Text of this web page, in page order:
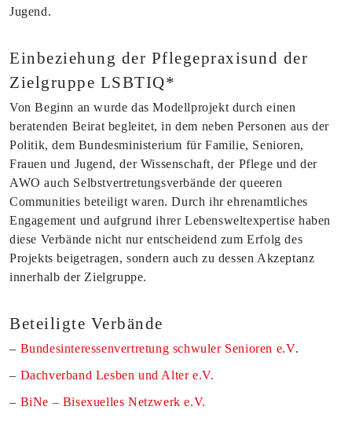
Jugend.
Einbeziehung der Pflegepraxisund der
Zielgruppe LSBTIQ*
Von Beginn an wurde das Modellprojekt durch einen
beratenden Beirat begleitet, in dem neben Personen aus der
Politik, dem Bundesministerium für Familie, Senioren,
Frauen und Jugend, der Wissenschaft, der Pflege und der
AWO auch Selbstvertretungsverbände der queeren
Communities beteiligt waren. Durch ihr ehrenamtliches
Engagement und aufgrund ihrer Lebensweltexpertise haben
diese Verbände nicht nur entscheidend zum Erfolg des
Projekts beigetragen, sondern auch zu dessen Akzeptanz
innerhalb der Zielgruppe.
Beteiligte Verbände
Bundesinteressenvertretung schwuler Senioren e.V.
Dachverband Lesben und Alter e.V.
BiNe – Bisexuelles Netzwerk e.V.